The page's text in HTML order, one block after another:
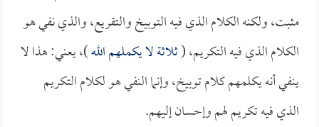
مثبت، ولكنه الكلام الذي فيه التوبيخ والتقريع، والذي نفي هو
الكلام الذي فيه التكريم، (ثلاثة لا يكملهم الله)، يعني: هذا لا
ينفي أنه يكلمهم كلام توبيخ، وإنما النفي هو لكلام التكريم
الذي فيه تكريم لهم وإحسان إليهم.